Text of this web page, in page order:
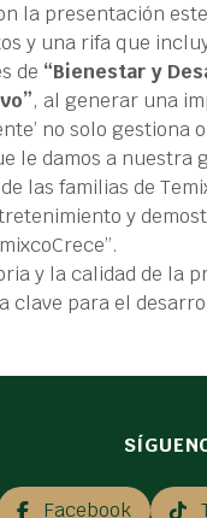
la presentación
y una rifa que
de “Bienestar y
, al generar una
no solo
le damos a nuestra
las familias de
y
y la calidad de la
clave para el
Facebook